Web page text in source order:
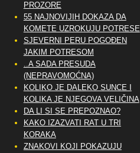
PROZORE
55 NAJNOVIJIH DOKAZA DA
KOMETE UZROKUJU POTRESE
SJEVERNI PERU POGOĐEN
JAKIM POTRESOM
..A SADA PRESUDA
(NEPRAVOMOĆNA)
KOLIKO JE DALEKO SUNCE I
KOLIKA JE NJEGOVA VELIČINA
DA LI SI SE PREPOZNAO?
KAKO IZAZVATI RAT U TRI
KORAKA
ZNAKOVI KOJI POKAZUJU